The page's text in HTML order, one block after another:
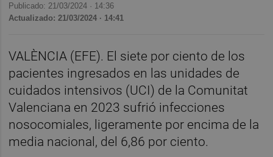
Publicado: 21/03/2024 · 14:36
Actualizado: 21/03/2024 · 14:41
VALÈNCIA (EFE). El siete por ciento de los
pacientes ingresados en las unidades de
cuidados intensivos (UCI) de la Comunitat
Valenciana en 2023 sufrió infecciones
nosocomiales, ligeramente por encima de la
media nacional, del 6,86 por ciento.